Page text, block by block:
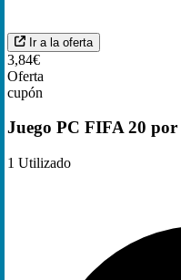
Ir a la oferta
3,84€
Oferta
cupón
Juego PC FIFA 20 por
1 Utilizado